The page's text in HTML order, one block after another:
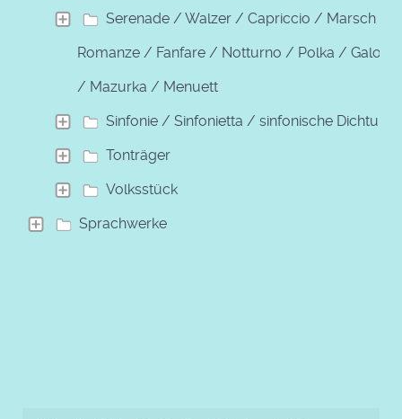
Serenade / Walzer / Capriccio / Marsch /
Romanze / Fanfare / Notturno / Polka / Galopp
/ Mazurka / Menuett
Sinfonie / Sinfonietta / sinfonische Dichtung
Tonträger
Volksstück
Sprachwerke